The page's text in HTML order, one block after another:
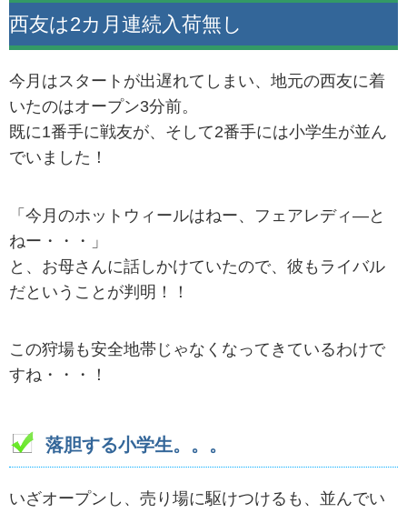
西友は2カ月連続入荷無し
今月はスタートが出遅れてしまい、地元の西友に着
いたのはオープン3分前。
既に1番手に戦友が、そして2番手には小学生が並ん
でいました！
「今月のホットウィールはねー、フェアレディ―と
ねー・・・」
と、お母さんに話しかけていたので、彼もライバル
だということが判明！！
この狩場も安全地帯じゃなくなってきているわけで
すね・・・！
落胆する小学生。。。
いざオープンし、売り場に駆けつけるも、並んでい